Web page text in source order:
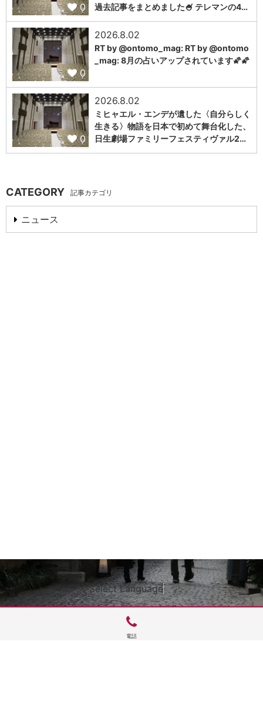
0
過去記事をまとめました🍧 テレマンの4…
0
2026.8.02
RT by @ontomo_mag: RT by @ontomo
_mag: 8月の占いアップされています🌠🌠
0
2026.8.02
ミヒャエル・エンデが遺した〈自分らしく
生きる〉物語を日本で初めて舞台化した、
日生劇場ファミリーフェスティヴァル2…
CATEGORY 記事カテゴリ
ニュース
Select Language▼
電話